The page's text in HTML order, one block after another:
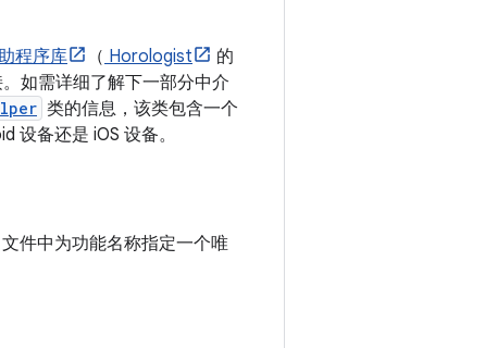
程序库 （ Horologist
的
如需详细了解下一部分中介
类的信息，该类包含一个
设备还是 iOS 设备。
文件中为功能名称指定一个唯